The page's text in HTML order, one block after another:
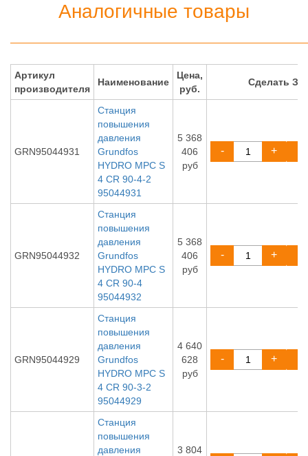
Аналогичные товары
Артикул
производителя
Наименование
Цена,
руб.
Сделать
GRN95044931
Станция
повышения
давления
Grundfos
HYDRO MPC S
4 CR 90-4-2
95044931
5 368
406
руб
- +
GRN95044932
Станция
повышения
давления
Grundfos
HYDRO MPC S
4 CR 90-4
95044932
5 368
406
руб
- +
GRN95044929
Станция
повышения
давления
Grundfos
HYDRO MPC S
4 CR 90-3-2
95044929
4 640
628
руб
- +
Станция
повышения
давления
3 804